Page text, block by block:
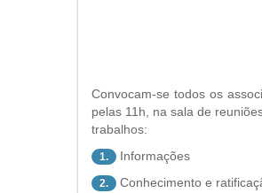
Convocam-se todos os
pelas 11h, na sala de
trabalhos:
1. Informações
2. Conhecimento e